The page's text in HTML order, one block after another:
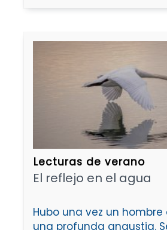
Lecturas de verano
​El reflejo en el agua​
​Hubo una vez un
una profunda angustia.